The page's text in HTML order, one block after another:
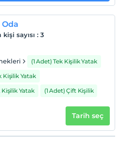
ücretsizdir.
sayısı : 3
(1 Adet) Tek Kişilik Yatak
Kişilik Yatak
Kişilik Yatak
(1 Adet) Çift Kişilik
Tarih seç